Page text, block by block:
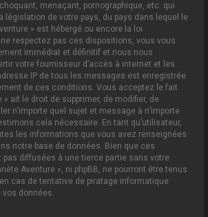
menaçant, pornographique, etc. qui
législation de votre pays, du pays dans lequel le
» est hébergé ou encore la loi
respectez pas ces dispositions, vous vous
immédiat et définitif et nous nous
votre fournisseur d’accès à internet et les
IP de tous les messages est enregistrée
de ces conditions. Vous acceptez le fait
» ait le droit de supprimer, de modifier, de
n’importe quel sujet et message à n’importe
cela nécessaire. En tant qu’utilisateur,
les informations que vous avez renseignées
notre base de données. Bien que ces
diffusées à une tierce partie sans votre
Aventure », ni phpBB, ne pourront être tenus
cas de tentative de piratage informatique
données.